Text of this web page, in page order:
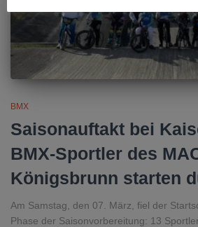
BMX
Saisonauftakt bei
BMX-Sportler des
Königsbrunn starten
Am Samstag, den 07. März, fiel der
Phase der Saisonvorbereitung: 13